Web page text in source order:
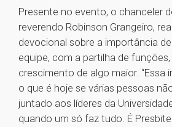
Presente no evento, o chanceler
reverendo Robinson Grangeiro,
devocional sobre a importância
equipe, com a partilha de
crescimento de algo maior. “Essa
o que é hoje se várias pessoas
juntado aos líderes da
quando um só faz tudo. É